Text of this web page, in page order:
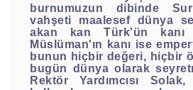
burnumuzun dibinde
vahşeti maalesef dünya
akan kan Türk'ün
Müslüman'ın kanı ise
bunun hiçbir değeri, hiçbir
bugün dünya olarak
Rektör Yardımcısı